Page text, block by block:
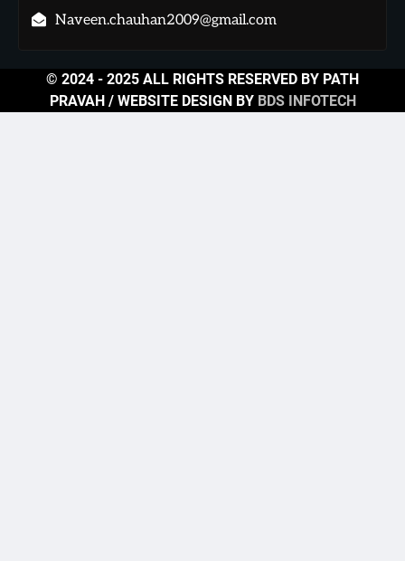
Naveen.chauhan2009@gmail.com
© 2024 - 2025 ALL RIGHTS RESERVED BY PATH
PRAVAH / WEBSITE DESIGN BY BDS INFOTECH